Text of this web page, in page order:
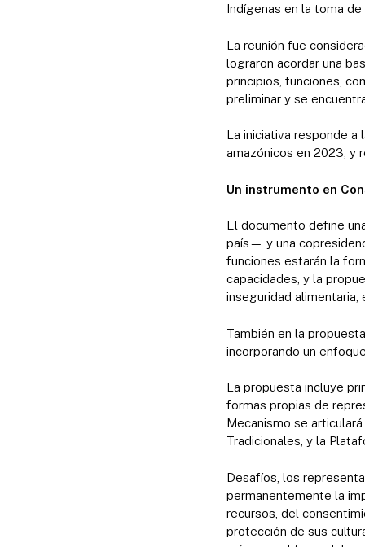
Indígenas en la toma
La reunión fue
lograron acordar una
principios, funciones,
preliminar y se
La iniciativa responde a
amazónicos en 2023, y
Un instrumento en
El documento define
país— y una
funciones estarán la
capacidades, y la
inseguridad
También en la
incorporando un
La propuesta incluye
formas propias de
Mecanismo se
Tradicionales, y la
Desafíos, los
permanentemente la
recursos, del
protección de sus